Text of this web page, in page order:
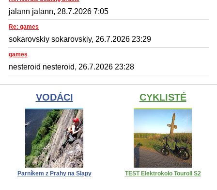
jalann jalann, 28.7.2026 7:05
Re: games
sokarovskiy sokarovskiy, 26.7.2026 23:29
games
nesteroid nesteroid, 26.7.2026 23:28
VODÁCI
Parníkem z Prahy na Slapy
CYKLISTÉ
TEST Elektrokolo Touroll S2